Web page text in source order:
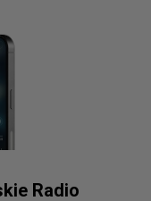
Radio